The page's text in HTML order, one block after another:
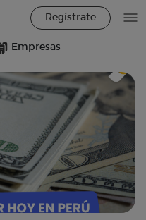
Regístrate
Empresas